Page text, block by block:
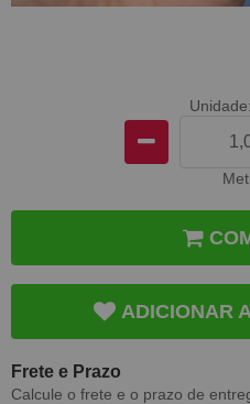
ADICIONAR
Frete e Prazo
Calcule o frete e o prazo de